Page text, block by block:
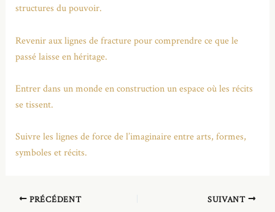
structures du pouvoir.
Revenir aux lignes de fracture pour comprendre ce que le
passé laisse en héritage.
Entrer dans un monde en construction un espace où les récits
se tissent.
Suivre les lignes de force de l’imaginaire entre arts, formes,
symboles et récits.
PRÉCÉDENT SUIVANT